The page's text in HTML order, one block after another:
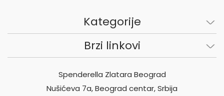
Kategorije
Brzi linkovi
Spenderella Zlatara Beograd
Nušićeva 7a, Beograd centar, Srbija